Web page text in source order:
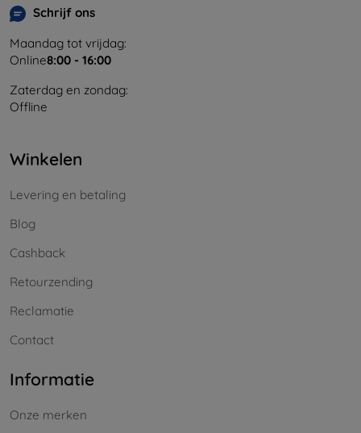
Schrijf ons
Maandag tot vrijdag:
Online8:00 - 16:00
Zaterdag en zondag:
Offline
Winkelen
Levering en betaling
Blog
Cashback
Retourzending
Reclamatie
Contact
Informatie
Onze merken